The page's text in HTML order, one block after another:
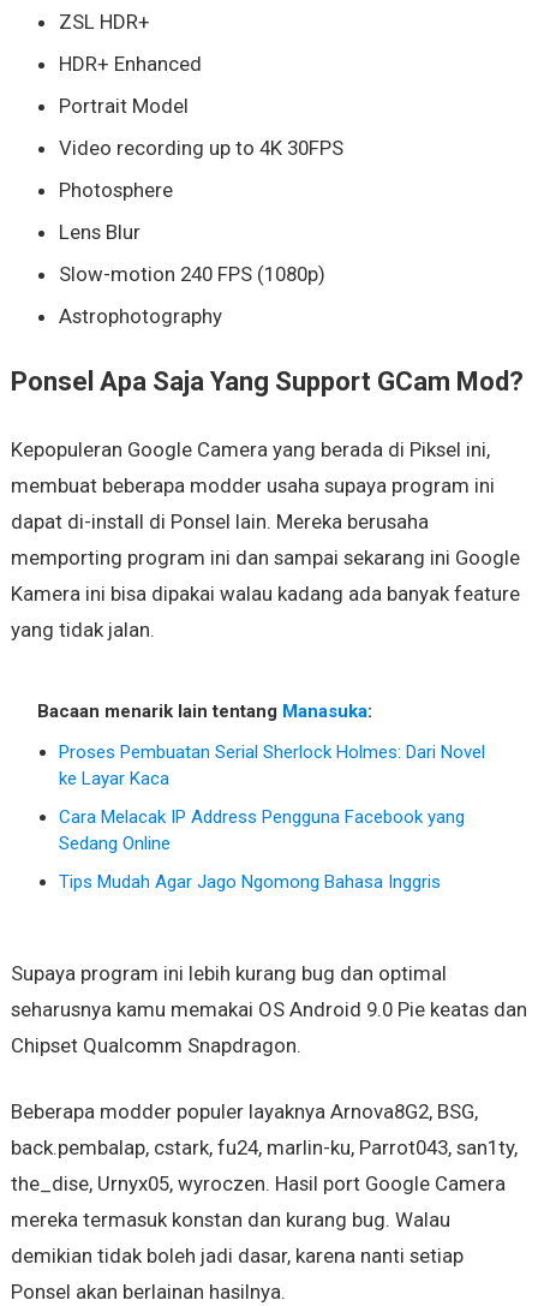
ZSL HDR+
HDR+ Enhanced
Portrait Model
Video recording up to 4K 30FPS
Photosphere
Lens Blur
Slow-motion 240 FPS (1080p)
Astrophotography
Ponsel Apa Saja Yang Support GCam Mod?
Kepopuleran Google Camera yang berada di Piksel ini,
membuat beberapa modder usaha supaya program ini
dapat di-install di Ponsel lain. Mereka berusaha
memporting program ini dan sampai sekarang ini Google
Kamera ini bisa dipakai walau kadang ada banyak feature
yang tidak jalan.
Bacaan menarik lain tentang Manasuka:
Proses Pembuatan Serial Sherlock Holmes: Dari Novel
ke Layar Kaca
Cara Melacak IP Address Pengguna Facebook yang
Sedang Online
Tips Mudah Agar Jago Ngomong Bahasa Inggris
Supaya program ini lebih kurang bug dan optimal
seharusnya kamu memakai OS Android 9.0 Pie keatas dan
Chipset Qualcomm Snapdragon.
Beberapa modder populer layaknya Arnova8G2, BSG,
back.pembalap, cstark, fu24, marlin-ku, Parrot043, san1ty,
the_dise, Urnyx05, wyroczen. Hasil port Google Camera
mereka termasuk konstan dan kurang bug. Walau
demikian tidak boleh jadi dasar, karena nanti setiap
Ponsel akan berlainan hasilnya.